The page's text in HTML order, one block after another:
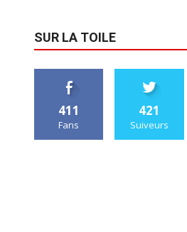
SUR LA TOILE
411
Fans
421
Suiveurs